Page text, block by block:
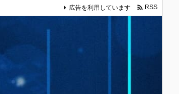
広告を利用しています  RSS